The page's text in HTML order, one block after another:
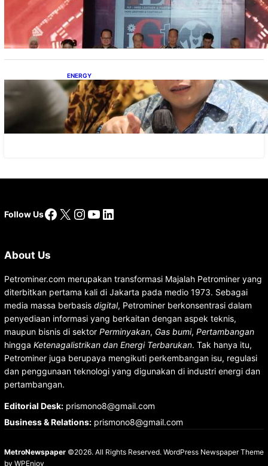
Terbuka, Peluang Usaha bagi IKM Alas Kaki
Lokal
ENERGY
IESR: Kepemimpinan Terpadu jadi Kunci
Percepatan PLTS 100 GW
Follow UsFacebook
X Instagram
YouTube
LinkedIn
About Us
Petrominer.com merupakan transformasi Majalah Petrominer yang
diterbitkan pertama kali di Jakarta pada medio 1973. Sebagai
media massa berbasis digital, Petrominer berkonsentrasi dalam
penyediaan informasi yang berkaitan dengan aspek teknis,
maupun bisnis di sektor Perminyakan, Gas bumi, Pertambangan
hingga Ketenagalistrikan dan Energi Terbarukan. Tak hanya itu,
Petrominer juga berupaya mengikuti perkembangan isu, regulasi
dan penggunaan teknologi yang digunakan di industri energi dan
pertambangan.
Editorial Desk:prismono8@gmail.com
Business & Relations:prismono8@gmail.com
MetroNewspaper©2026. All Rights Reserved. WordPress Newspaper Theme
by WPEnjoy